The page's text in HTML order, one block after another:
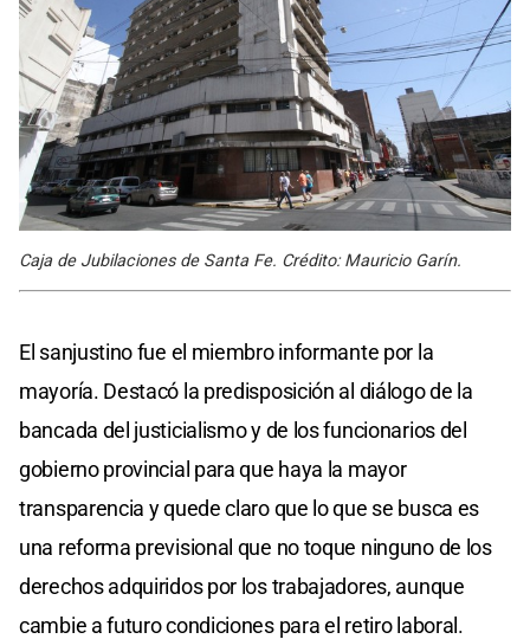
Caja de Jubilaciones de Santa Fe. Crédito: Mauricio Garín.
El sanjustino fue el miembro informante por la
mayoría. Destacó la predisposición al diálogo de la
bancada del justicialismo y de los funcionarios del
gobierno provincial para que haya la mayor
transparencia y quede claro que lo que se busca es
una reforma previsional que no toque ninguno de los
derechos adquiridos por los trabajadores, aunque
cambie a futuro condiciones para el retiro laboral.